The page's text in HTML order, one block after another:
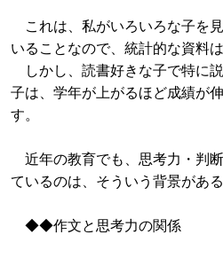
これは、私がいろいろな子を
いることなので、統計的な資料は
しかし、読書好きな子で特に
子は、学年が上がるほど成績が
す。
近年の教育でも、思考力・判
ているのは、そういう背景がある
◆◆作文と思考力の関係